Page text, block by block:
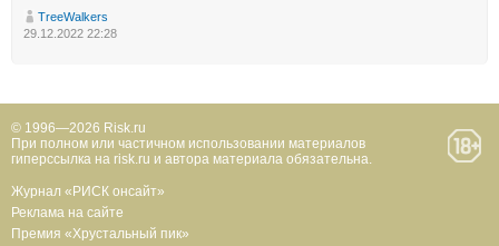
TreeWalkers
29.12.2022 22:28
© 1996—2026 Risk.ru
При полном или частичном использовании материалов
гиперссылка на risk.ru и автора материала обязательна.
Журнал «РИСК онсайт»
Реклама на сайте
Премия «Хрустальный пик»